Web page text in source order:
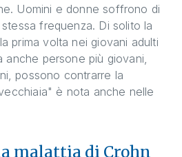
Uomini e donne soffrono di
frequenza. Di solito la
prima volta nei giovani adulti
persone più giovani,
possono contrarre la
è nota anche nelle
malattia di Crohn